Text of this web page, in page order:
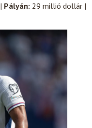
Pályán: 29 millió dollár |